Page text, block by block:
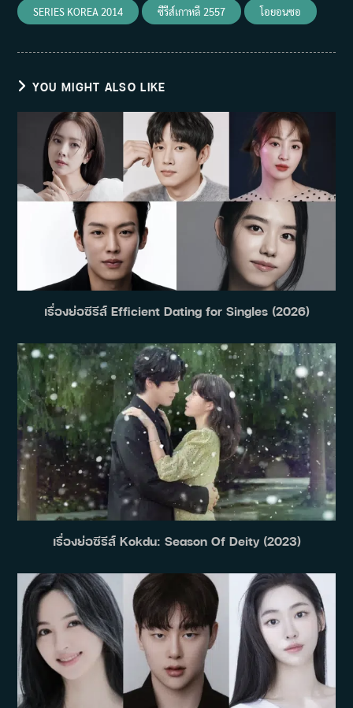
SERIES KOREA 2014 ซีรีส์เกาหลี 2557 โอยอนซอ
YOU MIGHT ALSO LIKE
เรื่องย่อซีรีส์ Efficient Dating for Singles (2026)
เรื่องย่อซีรีส์ Kokdu: Season Of Deity (2023)